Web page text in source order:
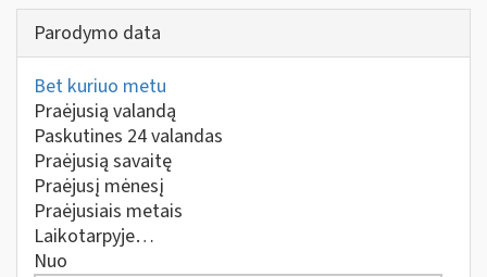
Parodymo data
Bet kuriuo metu
Praėjusią valandą
Paskutines 24 valandas
Praėjusią savaitę
Praėjusį mėnesį
Praėjusiais metais
Laikotarpyje…
Nuo